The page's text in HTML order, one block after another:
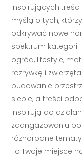
inspirujących
myślą o tych,
odkrywać nowe
spektrum kategorii
ogród, lifestyle,
rozrywkę i
budowanie
siebie, a treści
inspirują do
zaangażowaniu
różnorodne
To Twoje miejsce